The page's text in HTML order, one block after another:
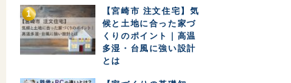
【宮崎市 注文住宅】気
候と土地に合った家づ
くりのポイント｜高温
多湿・台風に強い設計
とは